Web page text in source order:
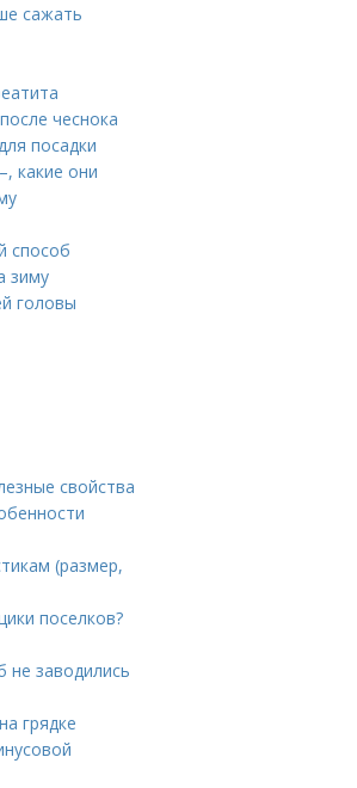
сажать
чеснока
посадки
какие они
способ
зиму
головы
свойства
(размер,
поселков?
не заводились
грядке